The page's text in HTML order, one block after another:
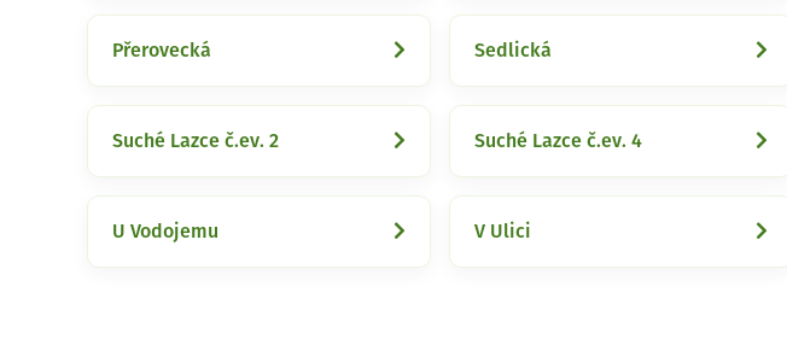
Přerovecká Sedlická
Suché Lazce č.ev. 2 Suché Lazce č.ev. 4
U Vodojemu V Ulici